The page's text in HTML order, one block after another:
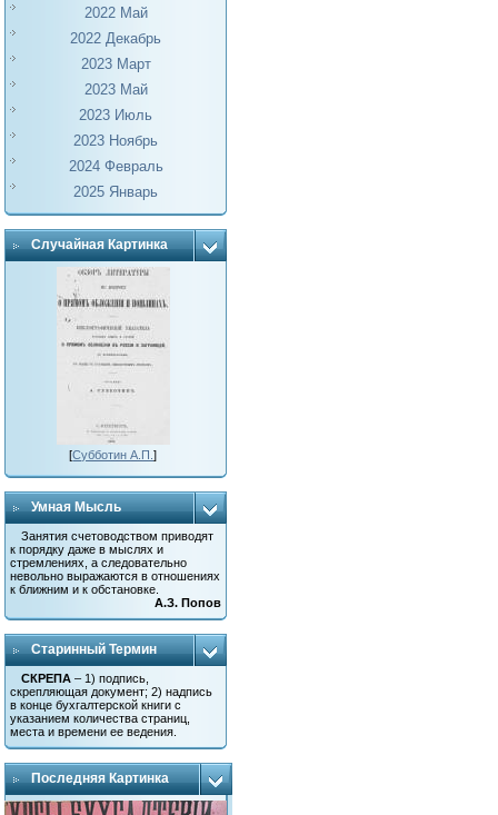
2022 Май
2022 Декабрь
2023 Март
2023 Май
2023 Июль
2023 Ноябрь
2024 Февраль
2025 Январь
Случайная Картинка
[Субботин А.П.]
Умная Мысль
Занятия счетоводством приводят
к порядку даже в мыслях и
стремлениях, а следовательно
невольно выражаются в отношениях
к ближним и к обстановке.
А.З. Попов
Старинный Термин
СКРЕПА – 1) подпись,
скрепляющая документ; 2) надпись
в конце бухгалтерской книги с
указанием количества страниц,
места и времени ее ведения.
Последняя Картинка